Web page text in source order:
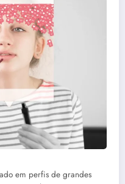
em perfis de grandes